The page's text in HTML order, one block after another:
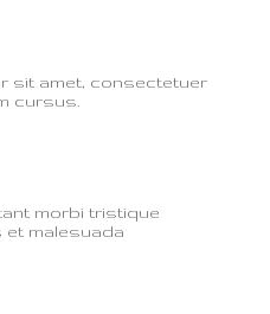
sit amet, consectetuer
cursus.
morbi tristique
malesuada